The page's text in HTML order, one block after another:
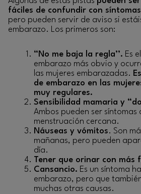
fáciles de confundir con
pero pueden servir de aviso si
embarazo. Los primeros son:
“No me baja la regla’’. Es
embarazo más obvio y
las mujeres embarazadas.
de embarazo en las
muy regulares.
Sensibilidad mamaria y
Ambos pueden ser síntomas
menstruación cercana.
Náuseas y vómitos. Son
mañanas, pero pueden
día.
Tener que orinar con más
Cansancio. Es un síntoma
embarazo, pero que
muchas otras causas.